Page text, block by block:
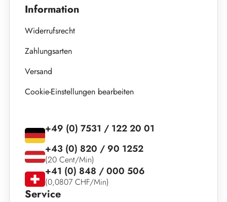
Information
Widerrufsrecht
Zahlungsarten
Versand
Cookie-Einstellungen bearbeiten
Service
+49 (0) 7531 / 122 20 01
+43 (0) 820 / 90 1252
(20 Cent/Min)
+41 (0) 848 / 000 506
(0,0807 CHF/Min)